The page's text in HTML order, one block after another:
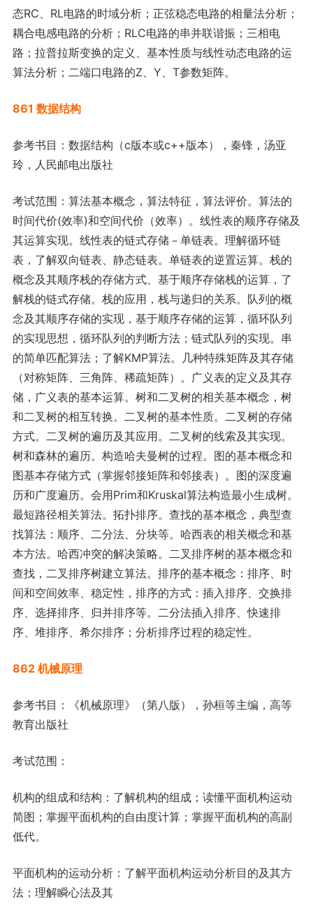
态RC、RL电路的时域分析；正弦稳态电路的相量法分析；
耦合电感电路的分析；RLC电路的串并联谐振；三相电
路；拉普拉斯变换的定义、基本性质与线性动态电路的运
算法分析；二端口电路的Z、Y、T参数矩阵。
861 数据结构
参考书目：数据结构（c版本或c++版本），秦锋，汤亚
玲，人民邮电出版社
考试范围：算法基本概念，算法特征，算法评价。算法的
时间代价(效率)和空间代价（效率）。线性表的顺序存储及
其运算实现。线性表的链式存储－单链表。理解循环链
表，了解双向链表、静态链表。单链表的逆置运算。栈的
概念及其顺序栈的存储方式、基于顺序存储栈的运算，了
解栈的链式存储。栈的应用，栈与递归的关系。队列的概
念及其顺序存储的实现，基于顺序存储的运算，循环队列
的实现思想，循环队列的判断方法；链式队列的实现。串
的简单匹配算法；了解KMP算法。几种特殊矩阵及其存储
（对称矩阵、三角阵、稀疏矩阵）。广义表的定义及其存
储，广义表的基本运算。树和二叉树的相关基本概念，树
和二叉树的相互转换。二叉树的基本性质。二叉树的存储
方式。二叉树的遍历及其应用。二叉树的线索及其实现。
树和森林的遍历。构造哈夫曼树的过程。图的基本概念和
图基本存储方式（掌握邻接矩阵和邻接表）。图的深度遍
历和广度遍历。会用Prim和Kruskal算法构造最小生成树。
最短路径相关算法。拓扑排序。查找的基本概念，典型查
找算法：顺序、二分法、分块等。哈西表的相关概念和基
本方法。哈西冲突的解决策略。二叉排序树的基本概念和
查找，二叉排序树建立算法。排序的基本概念：排序、时
间和空间效率、稳定性，排序的方式：插入排序、交换排
序、选择排序、归并排序等。二分法插入排序、快速排
序、堆排序、希尔排序；分析排序过程的稳定性。
862 机械原理
参考书目：《机械原理》（第八版），孙桓等主编，高等
教育出版社
考试范围：
机构的组成和结构：了解机构的组成；读懂平面机构运动
简图；掌握平面机构的自由度计算；掌握平面机构的高副
低代。
平面机构的运动分析：了解平面机构运动分析目的及其方
法；理解瞬心法及其